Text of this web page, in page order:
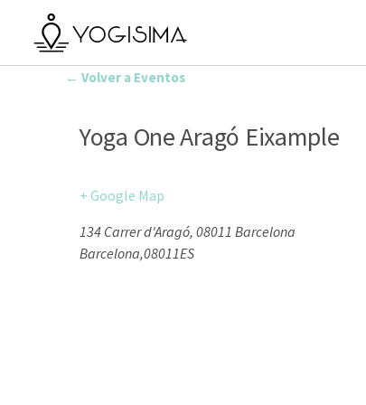
← Volver a Eventos
Yoga One Aragó Eixample
+ Google Map
134 Carrer d'Aragó, 08011 Barcelona
Barcelona,08011ES